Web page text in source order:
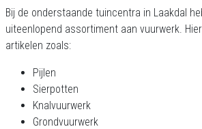
Bij de onderstaande tuincentra in Laakdal
uiteenlopend assortiment aan vuurwerk.
artikelen zoals:
Pijlen
Sierpotten
Knalvuurwerk
Grondvuurwerk